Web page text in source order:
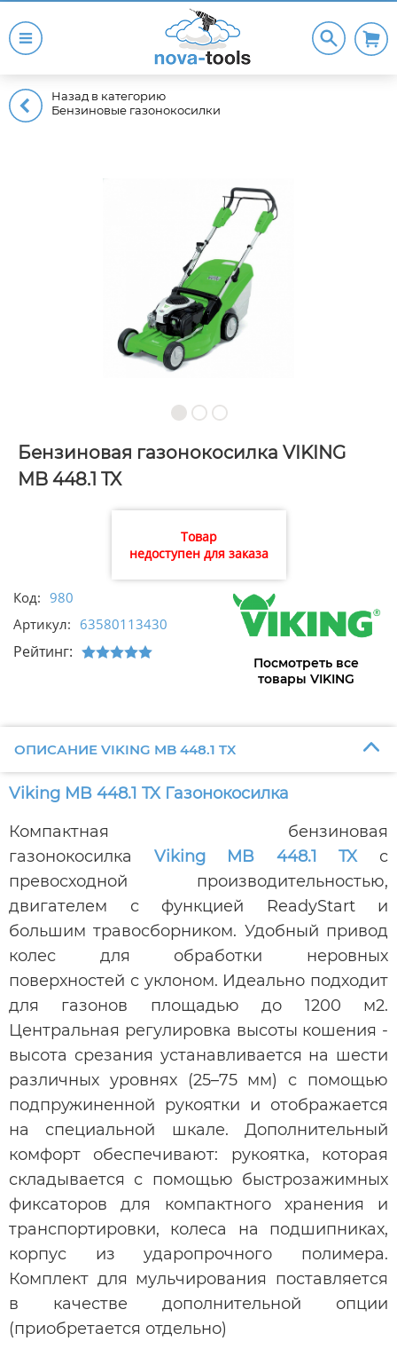
Назад в категорию
Бензиновые газонокосилки
Бензиновая газонокосилка VIKING
MB 448.1 TX
Товар
недоступен для заказа
Код: 980
Артикул: 63580113430
Рейтинг:
Посмотреть все
товары VIKING
ОПИСАНИЕ VIKING MB 448.1 TX
Viking MB 448.1 TX Газонокосилка
Компактная бензиновая
газонокосилка Viking MB 448.1 TXс
превосходной производительностью,
двигателем с функцией ReadyStart и
большим травосборником. Удобный привод
колес для обработки неровных
поверхностей с уклоном. Идеально подходит
для газонов площадью до 1200 м2.
Центральная регулировка высоты кошения -
высота срезания устанавливается на шести
различных уровнях (25–75 мм) с помощью
подпружиненной рукоятки и отображается
на специальной шкале. Дополнительный
комфорт обеспечивают: рукоятка, которая
складывается с помощью быстрозажимных
фиксаторов для компактного хранения и
транспортировки, колеса на подшипниках,
корпус из ударопрочного полимера.
Комплект для мульчирования поставляется
в качестве дополнительной опции
(приобретается отдельно)